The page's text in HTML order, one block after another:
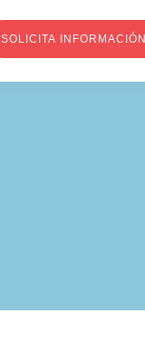
SOLICITA INFORMACIÓN